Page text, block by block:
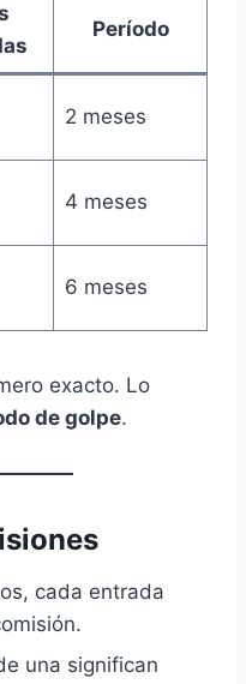
Período
2 meses
4 meses
6 meses
exacto. Lo
de golpe.
cada entrada
una significan